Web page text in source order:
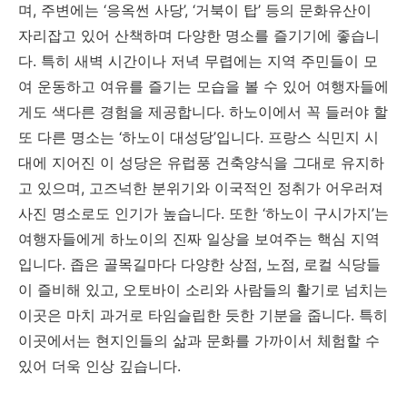
며, 주변에는 ‘응옥썬 사당’, ‘거북이 탑’ 등의 문화유산이
자리잡고 있어 산책하며 다양한 명소를 즐기기에 좋습니
다. 특히 새벽 시간이나 저녁 무렵에는 지역 주민들이 모
여 운동하고 여유를 즐기는 모습을 볼 수 있어 여행자들에
게도 색다른 경험을 제공합니다. 하노이에서 꼭 들러야 할
또 다른 명소는 ‘하노이 대성당’입니다. 프랑스 식민지 시
대에 지어진 이 성당은 유럽풍 건축양식을 그대로 유지하
고 있으며, 고즈넉한 분위기와 이국적인 정취가 어우러져
사진 명소로도 인기가 높습니다. 또한 ‘하노이 구시가지’는
여행자들에게 하노이의 진짜 일상을 보여주는 핵심 지역
입니다. 좁은 골목길마다 다양한 상점, 노점, 로컬 식당들
이 즐비해 있고, 오토바이 소리와 사람들의 활기로 넘치는
이곳은 마치 과거로 타임슬립한 듯한 기분을 줍니다. 특히
이곳에서는 현지인들의 삶과 문화를 가까이서 체험할 수
있어 더욱 인상 깊습니다.